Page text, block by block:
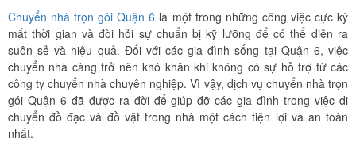
Chuyển nhà trọn gói Quận 6 là một trong những công việc cực kỳ
mất thời gian và đòi hỏi sự chuẩn bị kỹ lưỡng để có thể diễn ra
suôn sẻ và hiệu quả. Đối với các gia đình sống tại Quận 6, việc
chuyển nhà càng trở nên khó khăn khi không có sự hỗ trợ từ các
công ty chuyển nhà chuyên nghiệp. Vì vậy, dịch vụ chuyển nhà trọn
gói Quận 6 đã được ra đời để giúp đỡ các gia đình trong việc di
chuyển đồ đạc và đồ vật trong nhà một cách tiện lợi và an toàn
nhất.